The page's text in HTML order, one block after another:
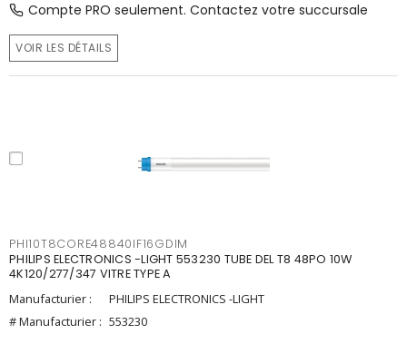
Compte PRO seulement. Contactez votre succursale
VOIR LES DÉTAILS
PHI10T8CORE48840IF16GDIM
PHILIPS ELECTRONICS -LIGHT 553230 TUBE DEL T8 48PO 10W
4K120/277/347 VITRE TYPE A
Manufacturier :
PHILIPS ELECTRONICS -LIGHT
# Manufacturier : 553230